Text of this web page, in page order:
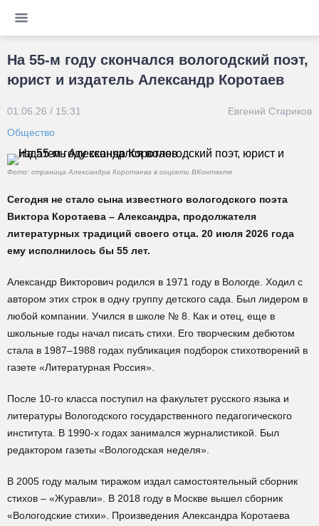
На 55-м году скончался вологодский поэт,
юрист и издатель Александр Коротаев
01.06.26 / 15:31
Евгений Стариков
Общество
Фото: страница Александра Коротаева в соцсети ВКонтакте
Сегодня не стало сына известного вологодского поэта
Виктора Коротаева – Александра, продолжателя
литературных традиций своего отца. 20 июля 2026 года
ему исполнилось бы 55 лет.
Александр Викторович родился в 1971 году в Вологде. Ходил с
автором этих строк в одну группу детского сада. Был лидером в
любой компании. Учился в школе № 8. Как и отец, еще в
школьные годы начал писать стихи. Его творческим дебютом
стала в 1987–1988 годах публикация подборок стихотворений в
газете «Литературная Россия».
После 10-го класса поступил на факультет русского языка и
литературы Вологодского государственного педагогического
института. В 1990-х годах занимался журналистикой. Был
редактором газеты «Вологодская неделя».
В 2005 году малым тиражом издал самостоятельный сборник
стихов – «Журавли». В 2018 году в Москве вышел сборник
«Вологодские стихи». Произведения Александра Коротаева